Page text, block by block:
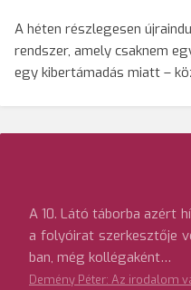
A héten részlegesen
rendszer, amely csaknem
egy kibertámadás miatt –
A 10. Látó táborba azért
a folyóirat szerkesztője
ban, még kollégaként…
Demény Péter: Az irodalom